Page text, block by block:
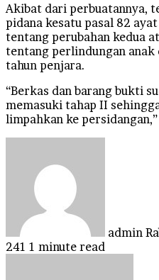
Akibat dari perbuatannya,
pidana kesatu pasal 82
tentang perubahan kedua
tentang perlindungan anak
tahun penjara.
“Berkas dan barang bukti
memasuki tahap II
limpahkan ke
admin
241 1 minute read